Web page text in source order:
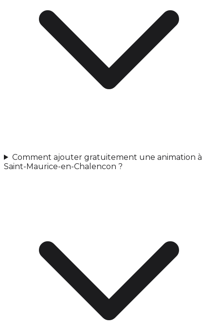
Comment ajouter gratuitement une animation à
Saint-Maurice-en-Chalencon ?